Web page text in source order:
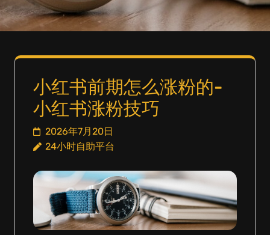
小红书前期怎么涨粉的-
小红书涨粉技巧
2026年7月20日
24小时自助平台